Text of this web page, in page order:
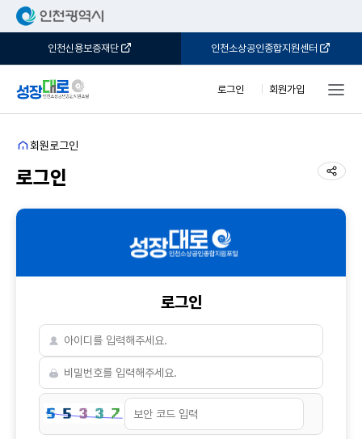
인천신용보증재단 인천소상공인종합지원센터
로그인 회원가입
홈
회원 로그인
로그인 공
로그인